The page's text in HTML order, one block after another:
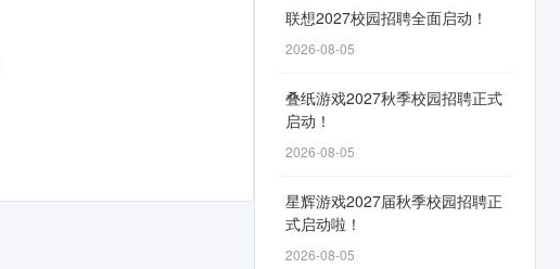
联想2027校园招聘全面启动！
2026-08-05
叠纸游戏2027秋季校园招聘正式
启动！
2026-08-05
星辉游戏2027届秋季校园招聘正
式启动啦！
2026-08-05